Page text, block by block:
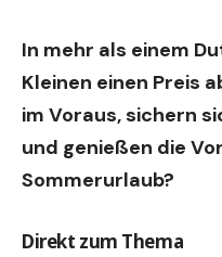
In mehr als einem
Kleinen einen Preis
im Voraus, sichern
und genießen die
Sommerurlaub?
Direkt zum Thema